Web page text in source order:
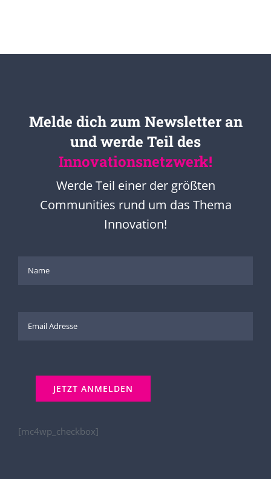
Melde dich zum Newsletter an
und werde Teil des
Innovationsnetzwerk!
Werde Teil einer der größten
Communities rund um das Thema
Innovation!
[mc4wp_checkbox]